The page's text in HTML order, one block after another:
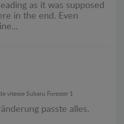
as it was supposed
in the end. Even
vitesse Subaru Forester 1
passte alles.